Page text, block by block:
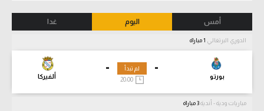
أمس اليوم غدا
الدوري البرتغالي
-
بورتو
-
ألفيركا
لم تبدأ
مباريات ودية - أندية